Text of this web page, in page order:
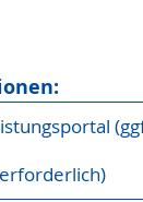
erforderlich)